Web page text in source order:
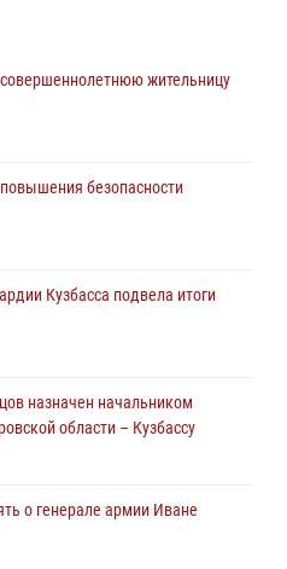
силу новый федеральный закон о
виновника причинения
повредившего имущество
действия и защитили
жительницу
безопасности
Кузбасса подвела итоги
назначен начальником
области – Кузбассу
о генерале армии Иване